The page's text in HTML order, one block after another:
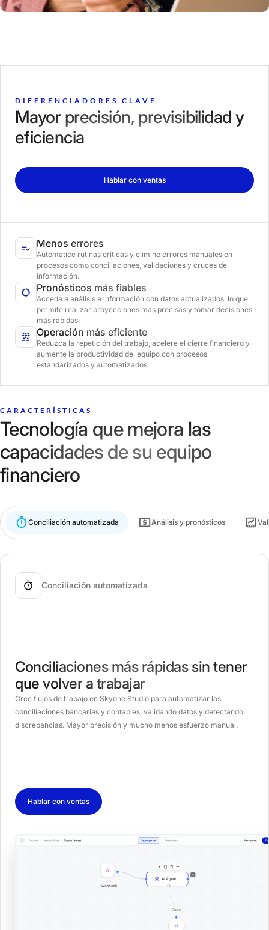
DIFERENCIADORES CLAVE
Mayor precisión, previsibilidad y
eficiencia
Hablar con ventas
Menos errores
Automatice rutinas críticas y elimine errores manuales en
procesos como conciliaciones, validaciones y cruces de
información.
Pronósticos más fiables
Acceda a análisis e información con datos actualizados, lo que
permite realizar proyecciones más precisas y tomar decisiones
más rápidas.
Operación más eficiente
Reduzca la repetición del trabajo, acelere el cierre financiero y
aumente la productividad del equipo con procesos
estandarizados y automatizados.
CARACTERÍSTICAS
Tecnología que mejora las
capacidades de su equipo
financiero
Conciliación automatizada Análisis y pronósticos
Conciliación automatizada
Conciliaciones más rápidas sin tener
que volver a trabajar
Cree flujos de trabajo en Skyone Studio para automatizar las
conciliaciones bancarias y contables, validando datos y detectando
discrepancias. Mayor precisión y mucho menos esfuerzo manual.
Hablar con ventas